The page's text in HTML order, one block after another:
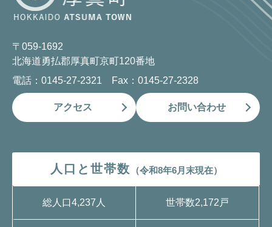
〒059-1692
北海道勇払郡厚真町京町120番地
電話：0145-27-2321 Fax：0145-27-2328
アクセス お問い合わせ
人口と世帯数 （令和8年6月末現在）
総人口4,237人 世帯数2,172戸